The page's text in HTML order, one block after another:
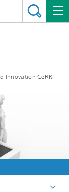
Innovation CeRRI